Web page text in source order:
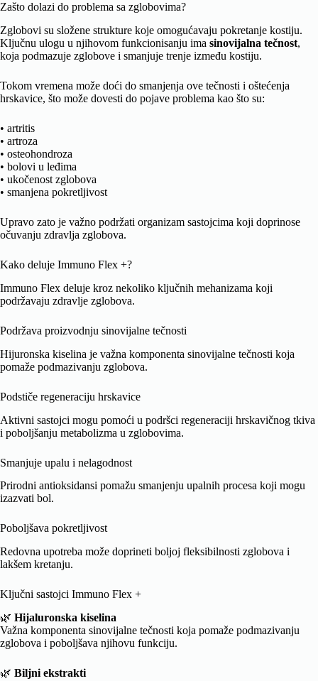
Zašto dolazi do problema sa zglobovima?
Zglobovi su složene strukture koje omogućavaju pokretanje kostiju.
Ključnu ulogu u njihovom funkcionisanju ima sinovijalna tečnost,
koja podmazuje zglobove i smanjuje trenje između kostiju.
Tokom vremena može doći do smanjenja ove tečnosti i oštećenja
hrskavice, što može dovesti do pojave problema kao što su:
• artritis
• artroza
• osteohondroza
• bolovi u leđima
• ukočenost zglobova
• smanjena pokretljivost
Upravo zato je važno podržati organizam sastojcima koji doprinose
očuvanju zdravlja zglobova.
Kako deluje Immuno Flex +?
Immuno Flex deluje kroz nekoliko ključnih mehanizama koji
podržavaju zdravlje zglobova.
Podržava proizvodnju sinovijalne tečnosti
Hijuronska kiselina je važna komponenta sinovijalne tečnosti koja
pomaže podmazivanju zglobova.
Podstiče regeneraciju hrskavice
Aktivni sastojci mogu pomoći u podršci regeneraciji hrskavičnog tkiva
i poboljšanju metabolizma u zglobovima.
Smanjuje upalu i nelagodnost
Prirodni antioksidansi pomažu smanjenju upalnih procesa koji mogu
izazvati bol.
Poboljšava pokretljivost
Redovna upotreba može doprineti boljoj fleksibilnosti zglobova i
lakšem kretanju.
Ključni sastojci Immuno Flex +
🌿 Hijaluronska kiselina
Važna komponenta sinovijalne tečnosti koja pomaže podmazivanju
zglobova i poboljšava njihovu funkciju.
🌿 Biljni ekstrakti